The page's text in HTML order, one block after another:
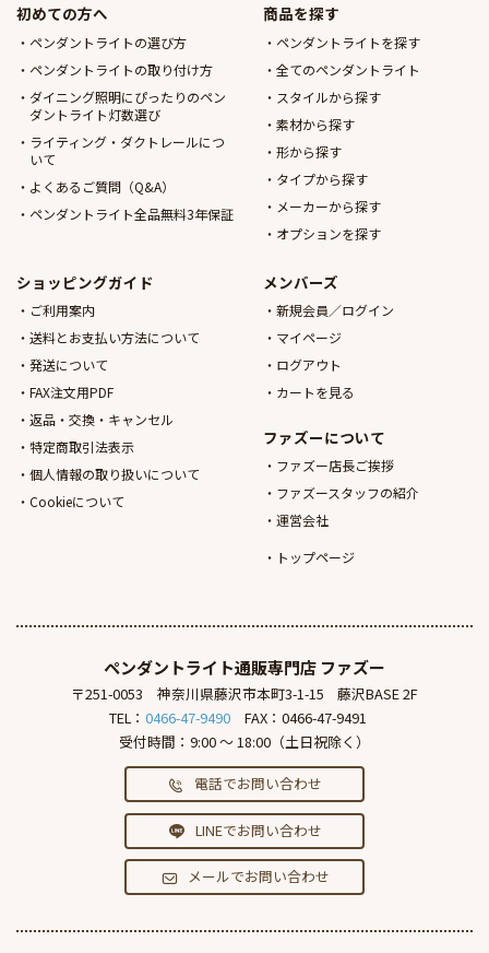
初めての方へ
ペンダントライトの選び方
ペンダントライトの取り付け方
ダイニング照明にぴったりのペン
ダントライト灯数選び
ライティング・ダクトレールにつ
いて
よくあるご質問（Q&A）
ペンダントライト全品無料3年保証
商品を探す
ペンダントライトを探す
全てのペンダントライト
スタイルから探す
素材から探す
形から探す
タイプから探す
メーカーから探す
オプションを探す
ショッピングガイド
ご利用案内
送料とお支払い方法について
発送について
FAX注文用PDF
返品・交換・キャンセル
特定商取引法表示
個人情報の取り扱いについて
Cookieについて
メンバーズ
新規会員／ログイン
マイページ
ログアウト
カートを見る
ファズーについて
ファズー店長ご挨拶
ファズースタッフの紹介
運営会社
トップページ
ペンダントライト通販専門店 ファズー
〒251-0053 神奈川県藤沢市本町3-1-15
藤沢BASE 2F
TEL： 0466-47-9490
FAX：0466-47-9491
受付時間：9:00 ～ 18:00（土日祝除く）
電話でお問い合わせ
LINEでお問い合わせ
メールでお問い合わせ